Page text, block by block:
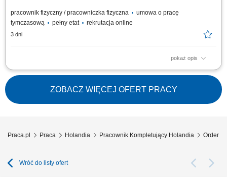
pracownik fizyczny / pracowniczka fizyczna
umowa o pracę
tymczasową
pełny etat rekrutacja online
3 dni
pokaż opis
Twoje codzienne zadania Kompletujesz i przygotowujesz zamówienia
supermarketowe. Będziesz: Kompletować produkty przy użyciu skanera
ręcznego lub systemu voice picking Sprawdzać, czy wybierasz właściwy
produkt, w odpowiedniej ilości i jakości Pakować zamówienia tak, aby
były gotowe do...
ZOBACZ WIĘCEJ OFERT PRACY
Praca.pl Praca Holandia Pracownik Kompletujący Holandia Order
Wróć do listy ofert